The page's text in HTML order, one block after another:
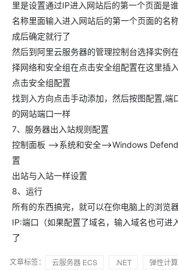
里是设置通过IP进入网站后的第一个页面是谁
名称里面输入进入网站后的第一个页面的名
成后确定就行了
然后到阿里云服务器的管理控制台选择实例
择网络和安全组在点击安全组配置在这里插
点击安全组配置
找到入方向点击手动添加，然后按图配置,
的网站端口一样
7、服务器出入站规则配置
控制面板 ——>系统和安全——>Windows
置
出站与入站一样设置
8、运行
所有的东西搞完，就可以在你电脑上的浏览
IP:端口（如果配置了域名，输入域名也可进
了
文章标签： 云服务器 ECS .NET 弹性计算